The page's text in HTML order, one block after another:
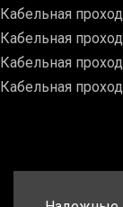
Кабельная
Кабельная
Кабельная
Кабельная